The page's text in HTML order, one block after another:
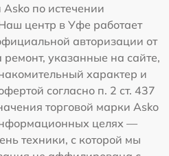
по истечении
центр в Уфе работает
авторизации от
указанные на сайте,
характер и
согласно п. 2 ст. 437
торговой марки Asko
целях —
техники, с которой мы